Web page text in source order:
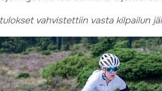
vahvistettiin vasta kilpailun